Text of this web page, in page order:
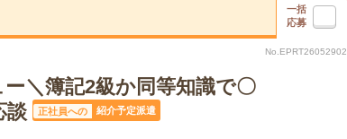
一括
応募
No.EPRT26052902
＼簿記2級か同等知識で〇
談
正社員への 紹介予定派遣